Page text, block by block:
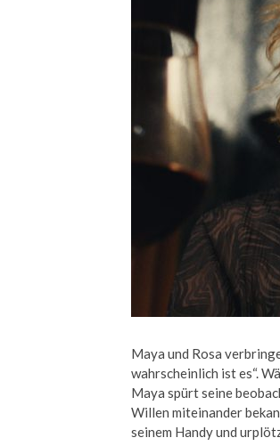
Maya und Rosa
wahrscheinlich ist es“.
Maya spürt seine
Willen miteinander
seinem Handy und